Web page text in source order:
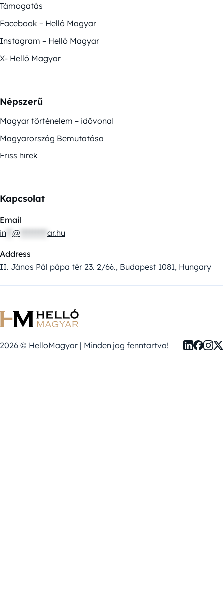
Támogatás
Facebook – Helló Magyar
Instagram – Helló Magyar
X- Helló Magyar
Népszerű
Magyar történelem – idővonal
Magyarország Bemutatása
Friss hírek
Kapcsolat
Email
in @ ar.hu
Address
II. János Pál pápa tér 23. 2/66., Budapest 1081, Hungary
2026 © HelloMagyar | Minden jog fenntartva!